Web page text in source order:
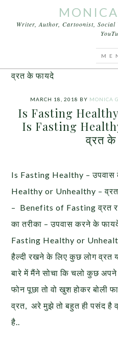
Writer, Author, Cartoonist, Social
उपवास के फायदे – Is Fasting
व्रत के फायदे
MARCH 18, 2018 BY MONICA
Is Fasting
Is Fasting
व्रत के
Is Fasting Healthy –
Healthy or Unhealthy –
– Benefits of Fasting व्रत
का तरीका – उपवास करने के
Fasting Healthy or
हैल्दी रखने के लिए कुछ लोग व्रत
बारे में मैंने सोचा कि चलो कुछ
फोन पूछा तो वो खुश होकर बोली
व्रत, अरे मुझे तो बहुत ही पसंद है
है..